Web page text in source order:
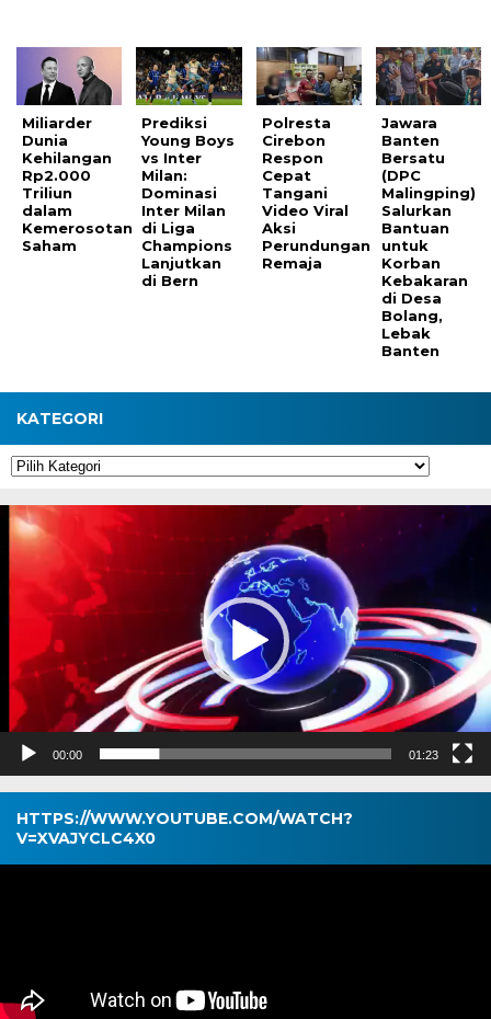
Miliarder
Dunia
Kehilangan
Rp2.000
Triliun
dalam
Kemerosotan
Saham
Prediksi
Young Boys
vs Inter
Milan:
Dominasi
Inter Milan
di Liga
Champions
Lanjutkan
di Bern
Polresta
Cirebon
Respon
Cepat
Tangani
Video Viral
Aksi
Perundungan
Remaja
Jawara
Banten
Bersatu
(DPC
Malingping)
Salurkan
Bantuan
untuk
Korban
Kebakaran
di Desa
Bolang,
Lebak
Banten
KATEGORI
Kategori
Pemutar
Video
00:00 01:23
HTTPS://WWW.YOUTUBE.COM/WATCH?
V=XVAJYCLC4X0
Pemutar